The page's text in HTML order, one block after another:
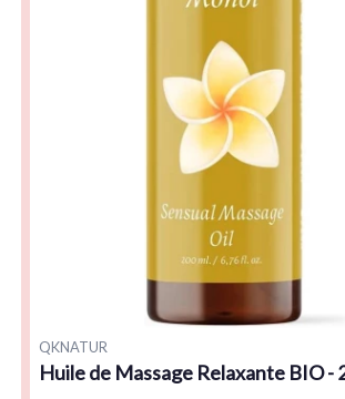
QKNATUR
Huile de Massage Relaxante BIO -